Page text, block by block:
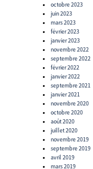
octobre 2023
juin 2023
mars 2023
février 2023
janvier 2023
novembre 2022
septembre 2022
février 2022
janvier 2022
septembre 2021
janvier 2021
novembre 2020
octobre 2020
août 2020
juillet 2020
novembre 2019
septembre 2019
avril 2019
mars 2019